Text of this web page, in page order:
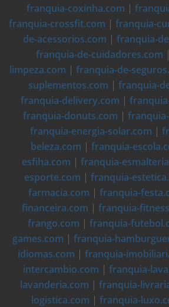
franquia-coxinha.com |
franquia-crossfit.com | franquia-
de-acessorios.com | franquia-
franquia-de-cuidadores.com |
limpeza.com | franquia-de-
suplementos.com | franquia-
franquia-delivery.com |
franquia-donuts.com |
franquia-energia-solar.com |
beleza.com | franquia-
esfiha.com | franquia-
esporte.com | franquia-
farmacia.com | franquia-
financeira.com | franquia-
frango.com | franquia-
games.com | franquia-
idiomas.com | franquia-
intercambio.com | franquia-
lavanderia.com | franquia-
logistica.com | franquia-